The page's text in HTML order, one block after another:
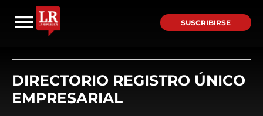
SUSCRIBIRSE
DIRECTORIO REGISTRO ÚNICO
EMPRESARIAL